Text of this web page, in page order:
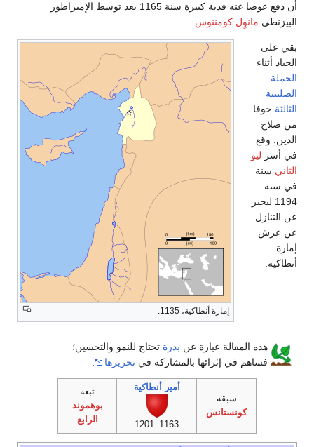
أن دفع عوضا عنه فدية كبيرة سنة 1165 بعد توسط الإمبراطور
البيزنطي مانوِل كومننوس
إمارة أنطاكية، 1135.
بقي على
الحياد أثناء
الحملة
الصليبية
الثالثة خوفا
من صلاح
الدين. وقع
في أسر ليو
الثاني سنة
في سنة
1194 ليجبر
عن التنازل
عن عرش
إمارة
أنطاكية.
هذه المقالة عبارة عن بذرة تحتاج للنمو والتحسين؛
فساهم في إثرائها بالمشاركة في تحريرها .
سبقه
كونستانس
أمير أنطاكية
1163–1201
تبعه
بوهموند
الرابع